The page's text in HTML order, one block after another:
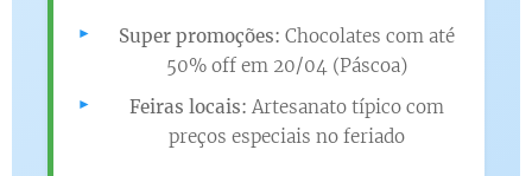
Super promoções: Chocolates com até
50% off em 20/04 (Páscoa)
Feiras locais: Artesanato típico com
preços especiais no feriado